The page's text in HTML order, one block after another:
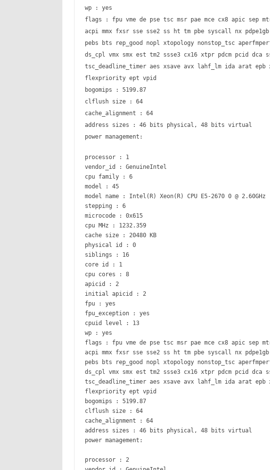
wp : yes
flags : fpu vme de pse tsc msr pae mce cx8 apic sep
acpi mmx fxsr sse sse2 ss ht tm pbe syscall nx
pebs bts rep_good nopl xtopology nonstop_tsc
ds_cpl vmx smx est tm2 ssse3 cx16 xtpr pdcm pcid dca
tsc_deadline_timer aes xsave avx lahf_lm ida arat epb
flexpriority ept vpid
bogomips : 5199.87
clflush size : 64
cache_alignment : 64
address sizes : 46 bits physical, 48 bits virtual
power management:
processor : 1
vendor_id : GenuineIntel
cpu family : 6
model : 45
model name : Intel(R) Xeon(R) CPU E5-2670 0 @ 2.60GHz
stepping : 6
microcode : 0x615
cpu MHz : 1232.359
cache size : 20480 KB
physical id : 0
siblings : 16
core id : 1
cpu cores : 8
apicid : 2
initial apicid : 2
fpu : yes
fpu_exception : yes
cpuid level : 13
wp : yes
flags : fpu vme de pse tsc msr pae mce cx8 apic sep
acpi mmx fxsr sse sse2 ss ht tm pbe syscall nx
pebs bts rep_good nopl xtopology nonstop_tsc
ds_cpl vmx smx est tm2 ssse3 cx16 xtpr pdcm pcid dca
tsc_deadline_timer aes xsave avx lahf_lm ida arat epb
flexpriority ept vpid
bogomips : 5199.87
clflush size : 64
cache_alignment : 64
address sizes : 46 bits physical, 48 bits virtual
power management:
processor : 2